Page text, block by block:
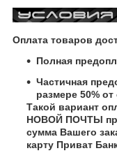
Оплата товаров
Полная
Частичная
размере 50%
Такой вариант
НОВОЙ ПОЧТЫ при
сумма Вашего
карту Приват